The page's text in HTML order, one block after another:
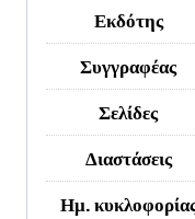
Εκδότης
Συγγραφέας
Σελίδες
Διαστάσεις
Ημ.